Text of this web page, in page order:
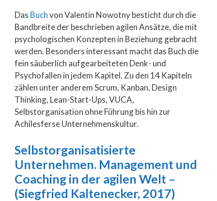
Das Buchvon Valentin Nowotny besticht durch die
Bandbreite der beschrieben agilen Ansätze, die mit
psychologischen Konzepten in Beziehung gebracht
werden. Besonders interessant macht das Buch die
fein säuberlich aufgearbeiteten Denk- und
Psychofallen in jedem Kapitel. Zu den 14 Kapiteln
zählen unter anderem Scrum, Kanban, Design
Thinking, Lean-Start-Ups, VUCA,
Selbstorganisation ohne Führung bis hin zur
Achilesferse Unternehmenskultur.
Selbstorganisatisierte
Unternehmen. Management und
Coaching in der agilen Welt –
(Siegfried Kaltenecker, 2017)